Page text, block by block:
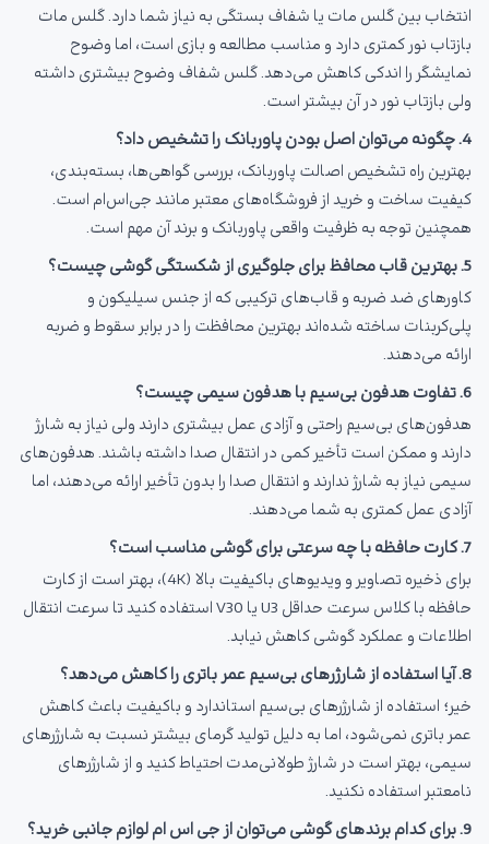
انتخاب بین گلس مات یا شفاف بستگی به نیاز شما دارد. گلس مات
بازتاب نور کمتری دارد و مناسب مطالعه و بازی است، اما وضوح
نمایشگر را اندکی کاهش می‌دهد. گلس شفاف وضوح بیشتری داشته
ولی بازتاب نور در آن بیشتر است.
4. چگونه می‌توان اصل بودن پاوربانک را تشخیص داد؟
بهترین راه تشخیص اصالت پاوربانک، بررسی گواهی‌ها، بسته‌بندی،
کیفیت ساخت و خرید از فروشگاه‌های معتبر مانند جی‌اس‌ام است.
همچنین توجه به ظرفیت واقعی پاوربانک و برند آن مهم است.
5. بهترین قاب محافظ برای جلوگیری از شکستگی گوشی چیست؟
کاورهای ضد ضربه و قاب‌های ترکیبی که از جنس سیلیکون و
پلی‌کربنات ساخته شده‌اند بهترین محافظت را در برابر سقوط و ضربه
ارائه می‌دهند.
6. تفاوت هدفون بی‌سیم با هدفون سیمی چیست؟
هدفون‌های بی‌سیم راحتی و آزادی عمل بیشتری دارند ولی نیاز به شارژ
دارند و ممکن است تأخیر کمی در انتقال صدا داشته باشند. هدفون‌های
سیمی نیاز به شارژ ندارند و انتقال صدا را بدون تأخیر ارائه می‌دهند، اما
آزادی عمل کمتری به شما می‌دهند.
7. کارت حافظه با چه سرعتی برای گوشی مناسب است؟
برای ذخیره تصاویر و ویدیوهای باکیفیت بالا (4K)، بهتر است از کارت
حافظه با کلاس سرعت حداقل U3 یا V30 استفاده کنید تا سرعت انتقال
اطلاعات و عملکرد گوشی کاهش نیابد.
8. آیا استفاده از شارژرهای بی‌سیم عمر باتری را کاهش می‌دهد؟
خیر؛ استفاده از شارژرهای بی‌سیم استاندارد و باکیفیت باعث کاهش
عمر باتری نمی‌شود، اما به دلیل تولید گرمای بیشتر نسبت به شارژرهای
سیمی، بهتر است در شارژ طولانی‌مدت احتیاط کنید و از شارژرهای
نامعتبر استفاده نکنید.
9. برای کدام برندهای گوشی می‌توان از جی اس ام لوازم جانبی خرید؟